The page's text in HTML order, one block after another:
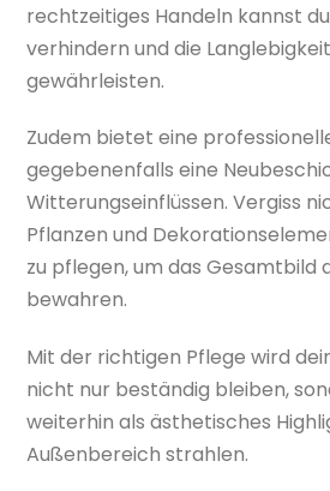
rechtzeitiges Handeln kannst
verhindern und die
gewährleisten.
Zudem bietet eine
gegebenenfalls eine
Witterungseinflüssen. Vergiss
Pflanzen und
zu pflegen, um das Gesamtbild
bewahren.
Mit der richtigen Pflege wird
nicht nur beständig bleiben,
weiterhin als ästhetisches
Außenbereich strahlen.